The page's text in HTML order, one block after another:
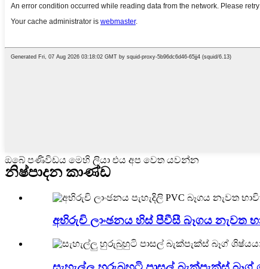
ඔබේ පණිවිඩය මෙහි ලියා එය අප වෙත යවන්න
නිෂ්පාදන කාණ්ඩ
අභිරුචි ලාංඡනය හිස් පීවීසී බෑගය නැවත